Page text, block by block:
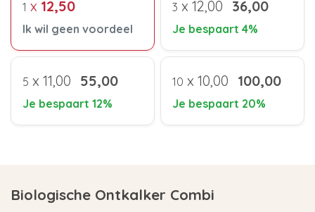
1 x 12,50
Ik wil geen voordeel
3 x 12,00 36,00
Je bespaart 4%
5 x 11,00 55,00
Je bespaart 12%
10 x 10,00 100,00
Je bespaart 20%
Biologische Ontkalker Combi